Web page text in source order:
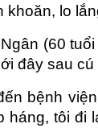
lo
(60
đây sau
bệnh
háng, tôi